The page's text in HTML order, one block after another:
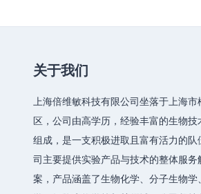
关于我们
上海倍维敏科技有限公司坐落于上海市
区，公司由高学历，经验丰富的生物技
组成，是一支积极进取且富有活力的队
司主要提供实验产品与技术的整体服务
案，产品涵盖了生物化学、分子生物学